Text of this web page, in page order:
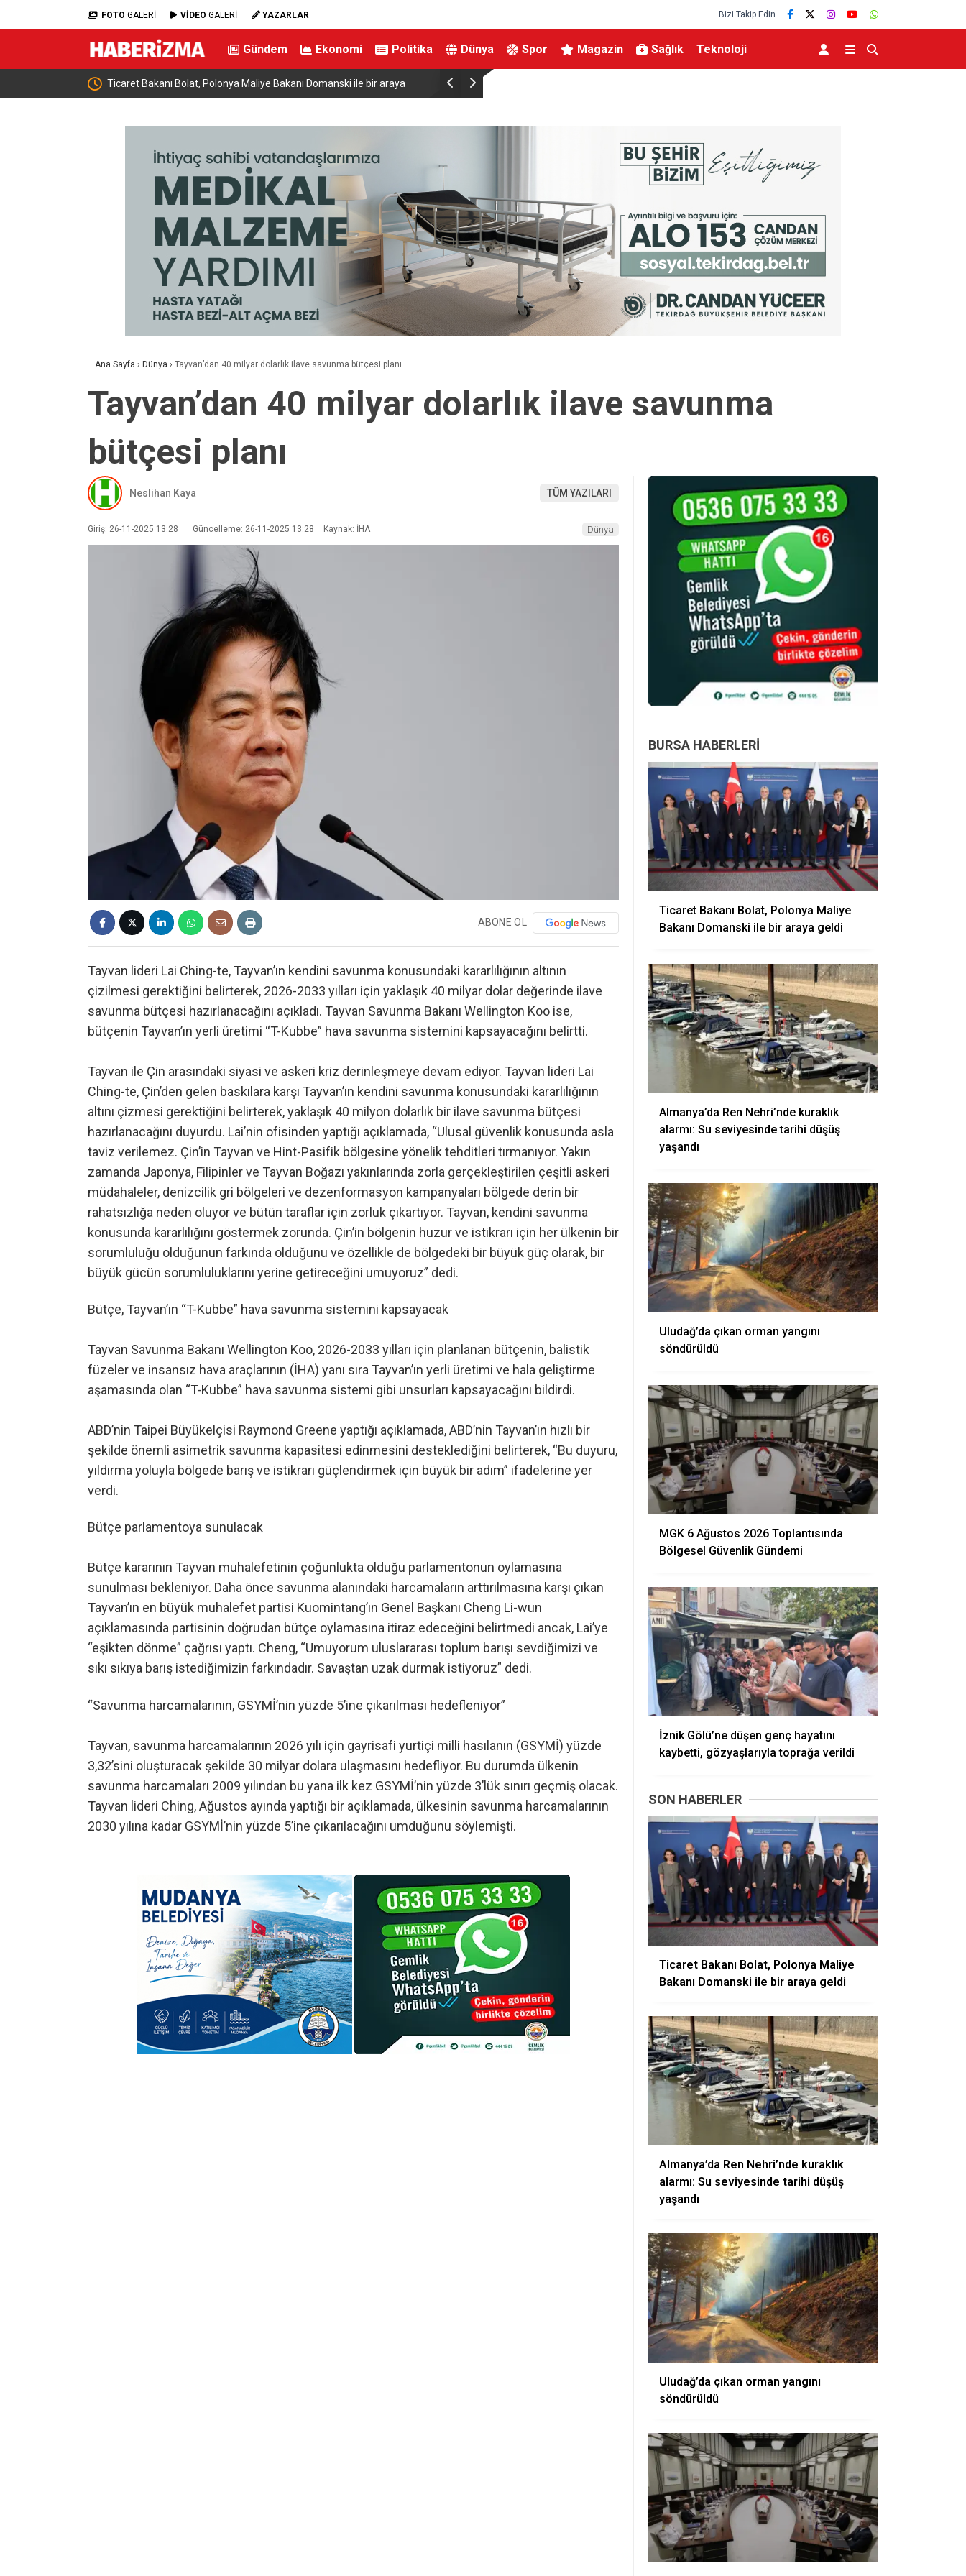
FOTO GALERİ VİDEO GALERİ YAZARLAR Bizi Takip Edin
Gündem Ekonomi Politika Dünya Spor Magazin Sağlık Teknoloji
Ticaret Bakanı Bolat, Polonya Maliye Bakanı Domanski ile bir araya Almanya’da Ren Nehri’nde kuraklık alarmı: Su seviyesinde tarihi düşüş
Ana Sayfa › Dünya › Tayvan’dan 40 milyar dolarlık ilave savunma bütçesi planı
Tayvan’dan 40 milyar dolarlık ilave savunma
bütçesi planı
Neslihan Kaya TÜM YAZILARI
Giriş: 26-11-2025 13:28 Güncelleme: 26-11-2025 13:28 Kaynak: İHA Dünya
ABONE OL
Tayvan lideri Lai Ching-te, Tayvan’ın kendini savunma konusundaki kararlılığının altının
çizilmesi gerektiğini belirterek, 2026-2033 yılları için yaklaşık 40 milyar dolar değerinde ilave
savunma bütçesi hazırlanacağını açıkladı. Tayvan Savunma Bakanı Wellington Koo ise,
bütçenin Tayvan’ın yerli üretimi “T-Kubbe” hava savunma sistemini kapsayacağını belirtti.
Tayvan ile Çin arasındaki siyasi ve askeri kriz derinleşmeye devam ediyor. Tayvan lideri Lai
Ching-te, Çin’den gelen baskılara karşı Tayvan’ın kendini savunma konusundaki kararlılığının
altını çizmesi gerektiğini belirterek, yaklaşık 40 milyon dolarlık bir ilave savunma bütçesi
hazırlanacağını duyurdu. Lai’nin ofisinden yaptığı açıklamada, “Ulusal güvenlik konusunda asla
taviz verilemez. Çin’in Tayvan ve Hint-Pasifik bölgesine yönelik tehditleri tırmanıyor. Yakın
zamanda Japonya, Filipinler ve Tayvan Boğazı yakınlarında zorla gerçekleştirilen çeşitli askeri
müdahaleler, denizcilik gri bölgeleri ve dezenformasyon kampanyaları bölgede derin bir
rahatsızlığa neden oluyor ve bütün taraflar için zorluk çıkartıyor. Tayvan, kendini savunma
konusunda kararlılığını göstermek zorunda. Çin’in bölgenin huzur ve istikrarı için her ülkenin bir
sorumluluğu olduğunun farkında olduğunu ve özellikle de bölgedeki bir büyük güç olarak, bir
büyük gücün sorumluluklarını yerine getireceğini umuyoruz” dedi.
Bütçe, Tayvan’ın “T-Kubbe” hava savunma sistemini kapsayacak
Tayvan Savunma Bakanı Wellington Koo, 2026-2033 yılları için planlanan bütçenin, balistik
füzeler ve insansız hava araçlarının (İHA) yanı sıra Tayvan’ın yerli üretimi ve hala geliştirme
aşamasında olan “T-Kubbe” hava savunma sistemi gibi unsurları kapsayacağını bildirdi.
ABD’nin Taipei Büyükelçisi Raymond Greene yaptığı açıklamada, ABD’nin Tayvan’ın hızlı bir
şekilde önemli asimetrik savunma kapasitesi edinmesini desteklediğini belirterek, “Bu duyuru,
yıldırma yoluyla bölgede barış ve istikrarı güçlendirmek için büyük bir adım” ifadelerine yer
verdi.
Bütçe parlamentoya sunulacak
Bütçe kararının Tayvan muhalefetinin çoğunlukta olduğu parlamentonun oylamasına
sunulması bekleniyor. Daha önce savunma alanındaki harcamaların arttırılmasına karşı çıkan
Tayvan’ın en büyük muhalefet partisi Kuomintang’ın Genel Başkanı Cheng Li-wun
açıklamasında partisinin doğrudan bütçe oylamasına itiraz edeceğini belirtmedi ancak, Lai’ye
“eşikten dönme” çağrısı yaptı. Cheng, “Umuyorum uluslararası toplum barışı sevdiğimizi ve
sıkı sıkıya barış istediğimizin farkındadır. Savaştan uzak durmak istiyoruz” dedi.
“Savunma harcamalarının, GSYMİ’nin yüzde 5’ine çıkarılması hedefleniyor”
Tayvan, savunma harcamalarının 2026 yılı için gayrisafi yurtiçi milli hasılanın (GSYMİ) yüzde
3,32’sini oluşturacak şekilde 30 milyar dolara ulaşmasını hedefliyor. Bu durumda ülkenin
savunma harcamaları 2009 yılından bu yana ilk kez GSYMİ’nin yüzde 3’lük sınırı geçmiş olacak.
Tayvan lideri Ching, Ağustos ayında yaptığı bir açıklamada, ülkesinin savunma harcamalarının
2030 yılına kadar GSYMİ’nin yüzde 5’ine çıkarılacağını umduğunu söylemişti.
BURSA HABERLERI
Ticaret Bakanı Bolat, Polonya Maliye
Bakanı Domanski ile bir araya geldi
Almanya’da Ren Nehri’nde kuraklık
alarmı: Su seviyesinde tarihi düşüş
yaşandı
Uludağ’da çıkan orman yangını
söndürüldü
MGK 6 Ağustos 2026 Toplantısında
Bölgesel Güvenlik Gündemi
İznik Gölü’ne düşen genç hayatını
kaybetti, gözyaşlarıyla toprağa verildi
SON HABERLER
Ticaret Bakanı Bolat, Polonya Maliye
Bakanı Domanski ile bir araya geldi
Almanya’da Ren Nehri’nde kuraklık
alarmı: Su seviyesinde tarihi düşüş
yaşandı
Uludağ’da çıkan orman yangını
söndürüldü